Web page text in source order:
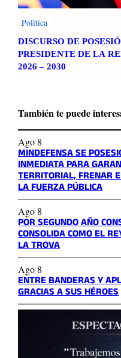
Politica
DISCURSO DE
PRESIDENTE DE LA
2026 – 2030
También te puede
Ago 8
MINDEFENSA SE
INMEDIATA PARA
TERRITORIAL, FRENAR
LA FUERZA PÚBLICA
Ago 8
POR SEGUNDO AÑO
CONSOLIDA COMO EL
LA TROVA
Ago 8
ENTRE BANDERAS Y
GRACIAS A SUS HÉROES